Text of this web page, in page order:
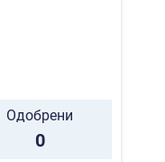
Одобрени
0